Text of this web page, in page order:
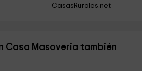
5,1 km
5,4 km
CasasRurales.net
Casa Masoveria también